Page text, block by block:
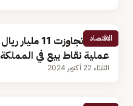
الاقتصاد
عملية نقاط بيع في المملكة
الثلاثاء 22 أكتوبر 2024